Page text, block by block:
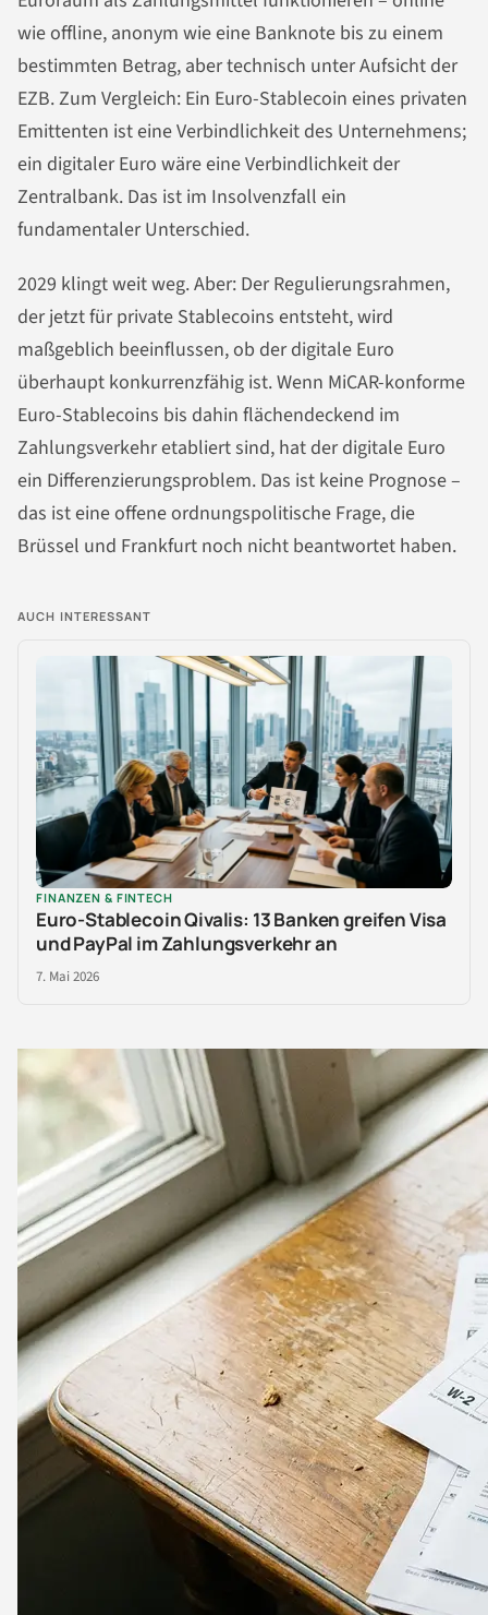
wie offline, anonym wie eine Banknote bis zu einem
bestimmten Betrag, aber technisch unter Aufsicht der
EZB. Zum Vergleich: Ein Euro-Stablecoin eines privaten
Emittenten ist eine Verbindlichkeit des Unternehmens;
ein digitaler Euro wäre eine Verbindlichkeit der
Zentralbank. Das ist im Insolvenzfall ein
fundamentaler Unterschied.
2029 klingt weit weg. Aber: Der Regulierungsrahmen,
der jetzt für private Stablecoins entsteht, wird
maßgeblich beeinflussen, ob der digitale Euro
überhaupt konkurrenzfähig ist. Wenn MiCAR-konforme
Euro-Stablecoins bis dahin flächendeckend im
Zahlungsverkehr etabliert sind, hat der digitale Euro
ein Differenzierungsproblem. Das ist keine Prognose –
das ist eine offene ordnungspolitische Frage, die
Brüssel und Frankfurt noch nicht beantwortet haben.
AUCH INTERESSANT
FINANZEN & FINTECH
Euro-Stablecoin Qivalis: 13 Banken greifen Visa
und PayPal im Zahlungsverkehr an
7. Mai 2026